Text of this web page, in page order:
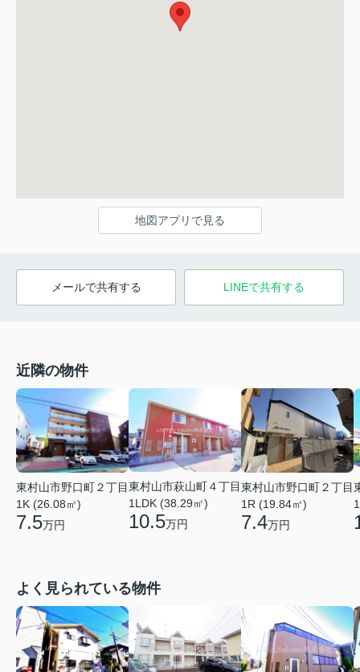
地図アプリで見る
メールで共有する LINEで共有する
近隣の物件
東村山市野口町２丁目
1K (26.08㎡)
7.5万円
東村山市萩山町４丁目
1LDK (38.29㎡)
10.5万円
東村山市野口町２丁目
1R (19.84㎡)
7.4万円
よく見られている物件